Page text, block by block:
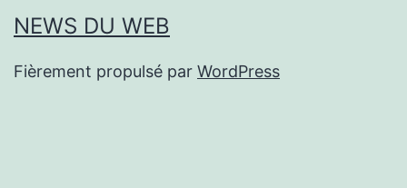
NEWS DU WEB
Fièrement propulsé par WordPress